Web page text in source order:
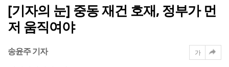
[기자의 눈] 중동 재건 호재, 정부가 먼
저 움직여야
송윤주 기자
가